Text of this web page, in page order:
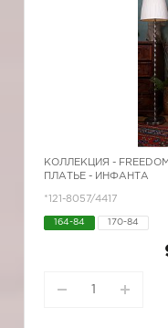
КОЛЛЕКЦИЯ - FREEDOM
ПЛАТЬЕ - ИНФАНТА
*121-8057/4417
164-84 170-84